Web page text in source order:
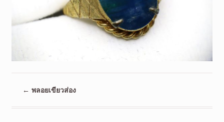
← พลอยเขียวส่อง